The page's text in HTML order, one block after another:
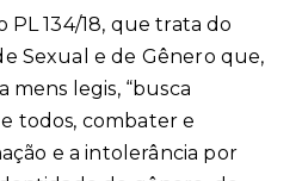
PL 134/18, que trata do
Sexual e de Gênero que,
mens legis, “busca
todos, combater e
e a intolerância por